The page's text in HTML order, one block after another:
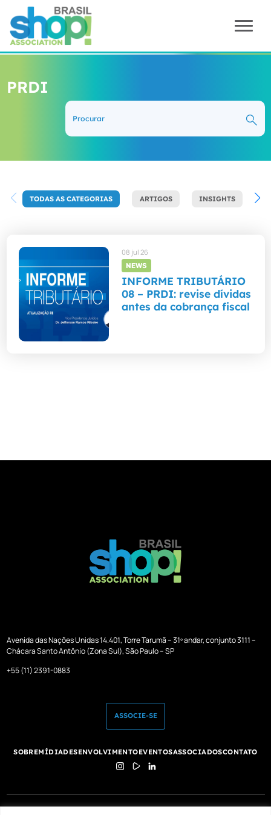
PRDI
TODAS AS CATEGORIAS ARTIGOS INSIGHTS
08 jul 26
NEWS
INFORME TRIBUTÁRIO
08 – PRDI: revise dívidas
antes da cobrança fiscal
Avenida das Nações Unidas 14.401, Torre Tarumã – 31º andar, conjunto 3111 –
Chácara Santo Antônio (Zona Sul), São Paulo – SP
+55 (11) 2391-0883
ASSOCIE-SE
SOBREMÍDIADESENVOLVIMENTOEVENTOSASSOCIADOSCONTATO